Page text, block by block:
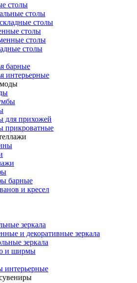
столы
столы
столы
столы
столы
столы
барные
интерьерные
для прихожей
прикроватные
барные
зеркала
и декоративные зеркала
зеркала
и ширмы
интерьерные